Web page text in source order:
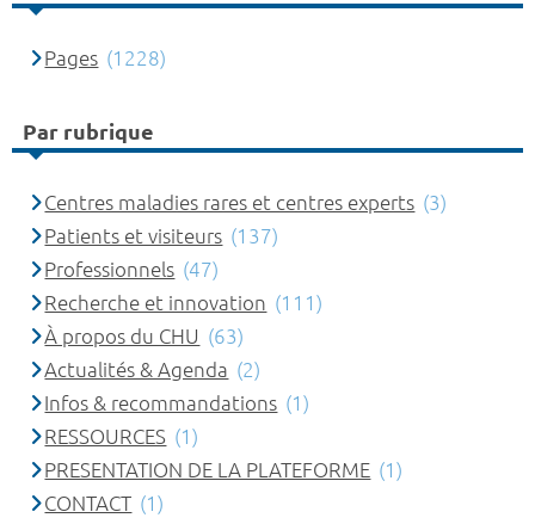
Pages (1228)
Par rubrique
Centres maladies rares et centres experts (3)
Patients et visiteurs (137)
Professionnels (47)
Recherche et innovation (111)
À propos du CHU (63)
Actualités & Agenda (2)
Infos & recommandations (1)
RESSOURCES (1)
PRESENTATION DE LA PLATEFORME (1)
CONTACT (1)